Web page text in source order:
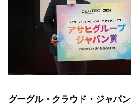
グーグル・クラウド・ジャパ